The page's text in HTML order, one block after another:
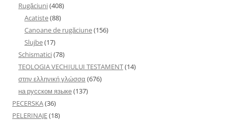
Rugăciuni(408)
Acatiste(88)
Canoane de rugăciune(156)
Slujbe(17)
Schismatici(78)
TEOLOGIA VECHIULUI TESTAMENT(14)
στην ελληνική γλώσσα (676)
на русском языке(137)
PECERSKA(36)
PELERINAJE(18)